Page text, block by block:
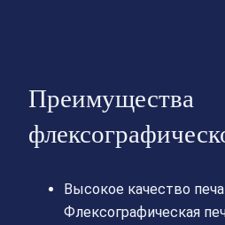
Преимущества
Высокое качество
Флексографическая